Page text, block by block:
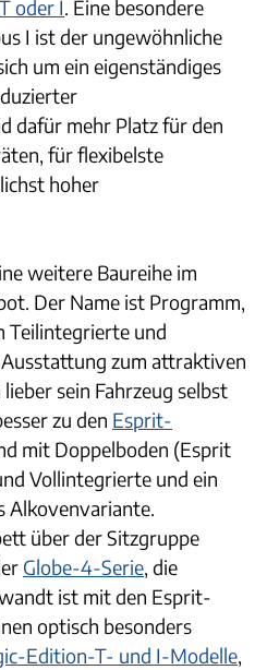
oder I. Eine besondere
I ist der ungewöhnliche
um ein eigenständiges
dafür mehr Platz für den
für flexibelste
hoher
weitere Baureihe im
Der Name ist Programm,
Teilintegrierte und
zum attraktiven
sein Fahrzeug selbst
zu den Esprit-
mit Doppelboden (Esprit
Vollintegrierte und ein
Alkovenvariante.
über der Sitzgruppe
Globe-4-Serie, die
ist mit den Esprit-
optisch besonders
Edition-T- und I-Modelle,